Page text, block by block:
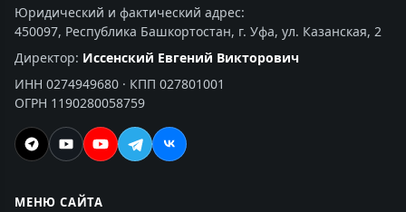
Юридический и фактический адрес:
450097, Республика Башкортостан, г. Уфа, ул. Казанская, 2
Директор: Иссенский Евгений Викторович
ИНН 0274949680 · КПП 027801001
ОГРН 1190280058759
МЕНЮ САЙТА